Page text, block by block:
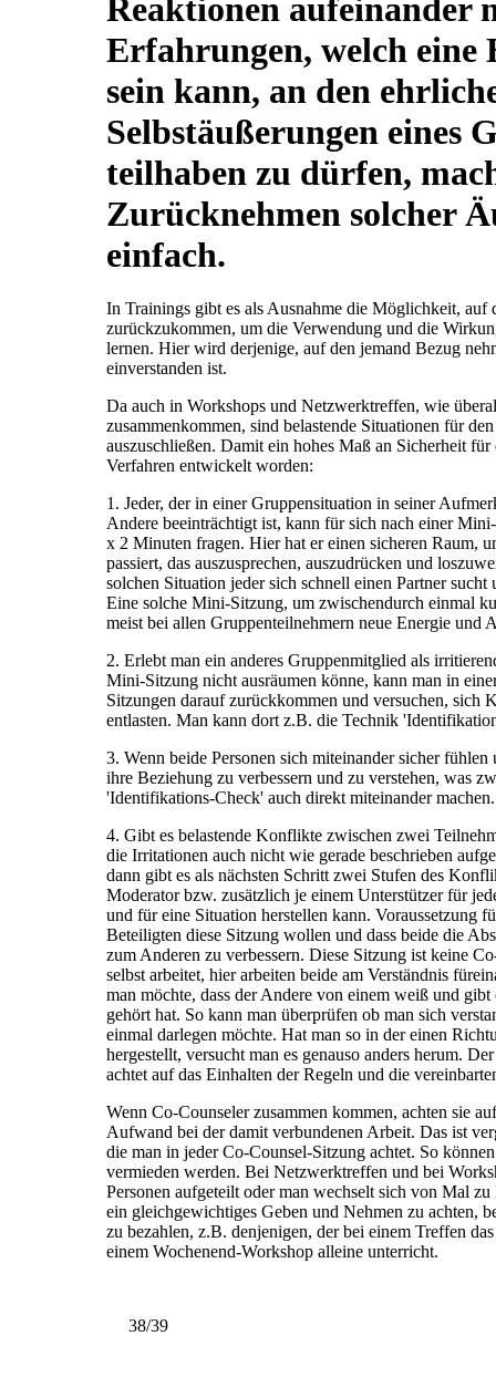
Reaktionen aufeinander
Erfahrungen, welch eine
sein kann, an den
Selbstäußerungen eines
teilhaben zu dürfen,
Zurücknehmen solcher
einfach.
In Trainings gibt es als Ausnahme die Möglichkeit, auf
zurückzukommen, um die Verwendung und die
lernen. Hier wird derjenige, auf den jemand Bezug
einverstanden ist.
Da auch in Workshops und Netzwerktreffen, wie
zusammenkommen, sind belastende Situationen für
auszuschließen. Damit ein hohes Maß an Sicherheit
Verfahren entwickelt worden:
1. Jeder, der in einer Gruppensituation in seiner
Andere beeinträchtigt ist, kann für sich nach einer
x 2 Minuten fragen. Hier hat er einen sicheren Raum,
passiert, das auszusprechen, auszudrücken und
solchen Situation jeder sich schnell einen Partner
Eine solche Mini-Sitzung, um zwischendurch einmal
meist bei allen Gruppenteilnehmern neue Energie und
2. Erlebt man ein anderes Gruppenmitglied als
Mini-Sitzung nicht ausräumen könne, kann man in
Sitzungen darauf zurückkommen und versuchen, sich
entlasten. Man kann dort z.B. die Technik
3. Wenn beide Personen sich miteinander sicher fühlen
ihre Beziehung zu verbessern und zu verstehen, was
'Identifikations-Check' auch direkt miteinander machen.
4. Gibt es belastende Konflikte zwischen zwei
die Irritationen auch nicht wie gerade beschrieben
dann gibt es als nächsten Schritt zwei Stufen des
Moderator bzw. zusätzlich je einem Unterstützer für
und für eine Situation herstellen kann. Voraussetzung
Beteiligten diese Sitzung wollen und dass beide die
zum Anderen zu verbessern. Diese Sitzung ist keine
selbst arbeitet, hier arbeiten beide am Verständnis
man möchte, dass der Andere von einem weiß und
gehört hat. So kann man überprüfen ob man sich
einmal darlegen möchte. Hat man so in der einen
hergestellt, versucht man es genauso anders herum.
achtet auf das Einhalten der Regeln und die
Wenn Co-Counseler zusammen kommen, achten sie
Aufwand bei der damit verbundenen Arbeit. Das ist
die man in jeder Co-Counsel-Sitzung achtet. So
vermieden werden. Bei Netzwerktreffen und bei
Personen aufgeteilt oder man wechselt sich von Mal
ein gleichgewichtiges Geben und Nehmen zu achten,
zu bezahlen, z.B. denjenigen, der bei einem Treffen
einem Wochenend-Workshop alleine unterricht.
38/39